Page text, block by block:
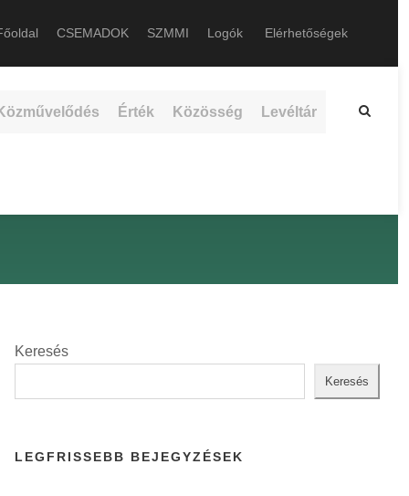
CSEMADOK SZMMI Logók Elérhetőségek
Érték Közösség Levéltár
Keresés
Keresés
LEGFRISSEBB BEJEGYZÉSEK